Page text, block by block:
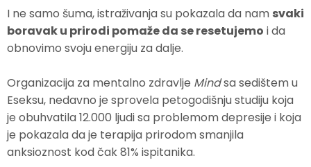
I ne samo šuma, istraživanja su pokazala da nam svaki
boravak u prirodi pomaže da se resetujemo i da
obnovimo svoju energiju za dalje.
Organizacija za mentalno zdravlje Mindsa sedištem u
Eseksu, nedavno je sprovela petogodišnju studiju koja
je obuhvatila 12.000 ljudi sa problemom depresije i koja
je pokazala da je terapija prirodom smanjila
anksioznost kod čak 81% ispitanika.